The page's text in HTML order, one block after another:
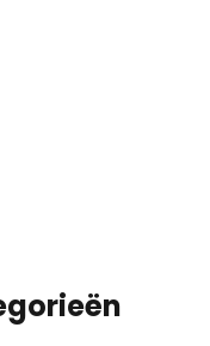
fabrikant
het ambachtelijke